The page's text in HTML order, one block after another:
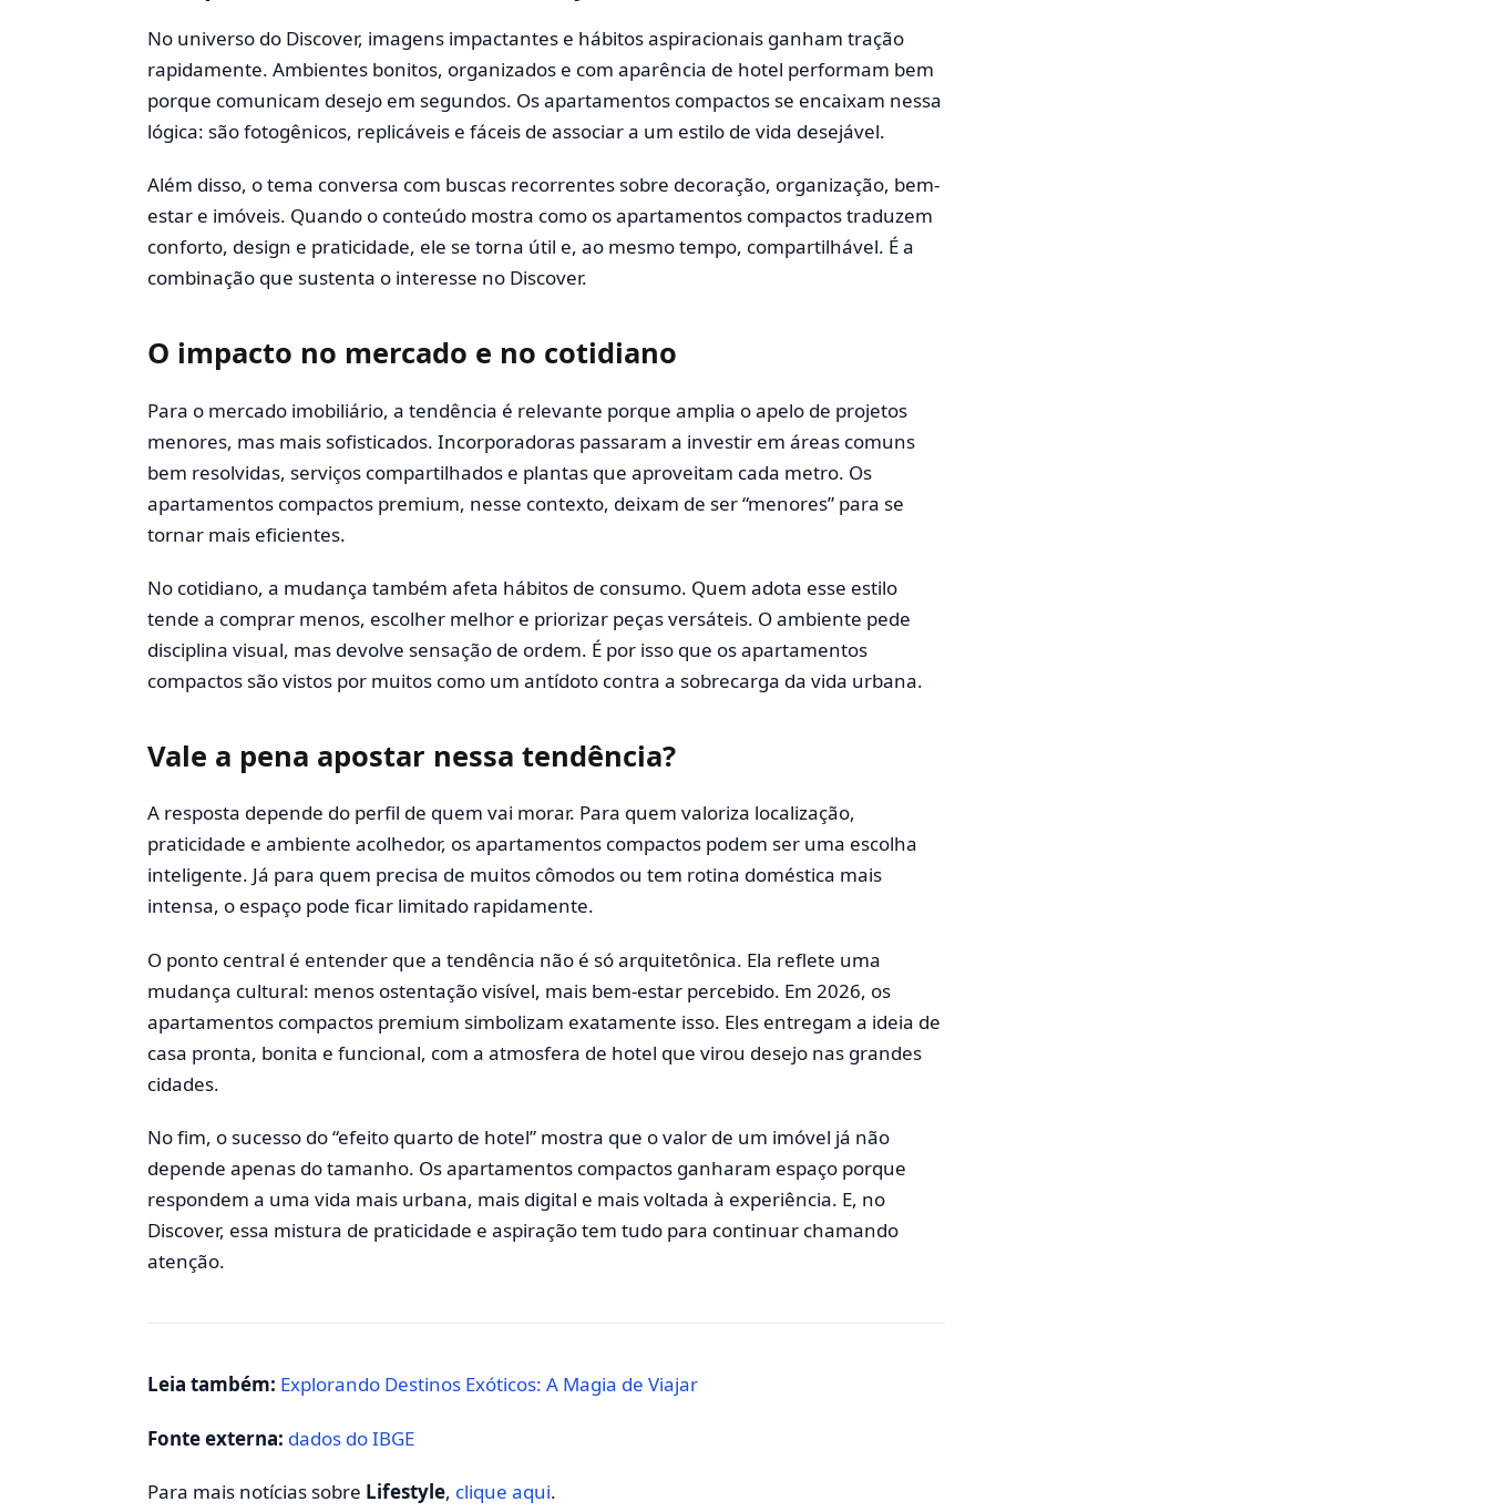
No universo do Discover, imagens impactantes e hábitos aspiracionais ganham tração
rapidamente. Ambientes bonitos, organizados e com aparência de hotel performam bem
porque comunicam desejo em segundos. Os apartamentos compactos se encaixam nessa
lógica: são fotogênicos, replicáveis e fáceis de associar a um estilo de vida desejável.
Além disso, o tema conversa com buscas recorrentes sobre decoração, organização, bem-
estar e imóveis. Quando o conteúdo mostra como os apartamentos compactos traduzem
conforto, design e praticidade, ele se torna útil e, ao mesmo tempo, compartilhável. É a
combinação que sustenta o interesse no Discover.
O impacto no mercado e no cotidiano
Para o mercado imobiliário, a tendência é relevante porque amplia o apelo de projetos
menores, mas mais sofisticados. Incorporadoras passaram a investir em áreas comuns
bem resolvidas, serviços compartilhados e plantas que aproveitam cada metro. Os
apartamentos compactos premium, nesse contexto, deixam de ser “menores” para se
tornar mais eficientes.
No cotidiano, a mudança também afeta hábitos de consumo. Quem adota esse estilo
tende a comprar menos, escolher melhor e priorizar peças versáteis. O ambiente pede
disciplina visual, mas devolve sensação de ordem. É por isso que os apartamentos
compactos são vistos por muitos como um antídoto contra a sobrecarga da vida urbana.
Vale a pena apostar nessa tendência?
A resposta depende do perfil de quem vai morar. Para quem valoriza localização,
praticidade e ambiente acolhedor, os apartamentos compactos podem ser uma escolha
inteligente. Já para quem precisa de muitos cômodos ou tem rotina doméstica mais
intensa, o espaço pode ficar limitado rapidamente.
O ponto central é entender que a tendência não é só arquitetônica. Ela reflete uma
mudança cultural: menos ostentação visível, mais bem-estar percebido. Em 2026, os
apartamentos compactos premium simbolizam exatamente isso. Eles entregam a ideia de
casa pronta, bonita e funcional, com a atmosfera de hotel que virou desejo nas grandes
cidades.
No fim, o sucesso do “efeito quarto de hotel” mostra que o valor de um imóvel já não
depende apenas do tamanho. Os apartamentos compactos ganharam espaço porque
respondem a uma vida mais urbana, mais digital e mais voltada à experiência. E, no
Discover, essa mistura de praticidade e aspiração tem tudo para continuar chamando
atenção.
Leia também: Explorando Destinos Exóticos: A Magia de Viajar
Fonte externa: dados do IBGE
Para mais notícias sobre Lifestyle, clique aqui.